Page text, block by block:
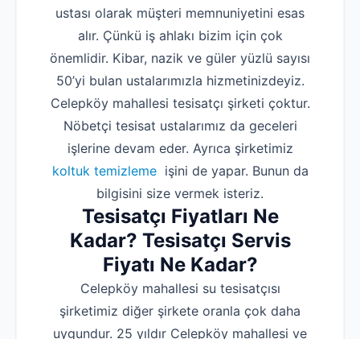
ustası olarak müşteri memnuniyetini esas
alır. Çünkü iş ahlakı bizim için çok
önemlidir. Kibar, nazik ve güler yüzlü sayısı
50’yi bulan ustalarımızla hizmetinizdeyiz.
Celepköy mahallesi tesisatçı şirketi çoktur.
Nöbetçi tesisat ustalarımız da geceleri
işlerine devam eder. Ayrıca şirketimiz
koltuk temizlemeişini de yapar. Bunun da
bilgisini size vermek isteriz.
Tesisatçı Fiyatları Ne
Kadar? Tesisatçı Servis
Fiyatı Ne Kadar?
Celepköy mahallesi su tesisatçısı
şirketimiz diğer şirkete oranla çok daha
uygundur. 25 yıldır Celepköy mahallesi ve